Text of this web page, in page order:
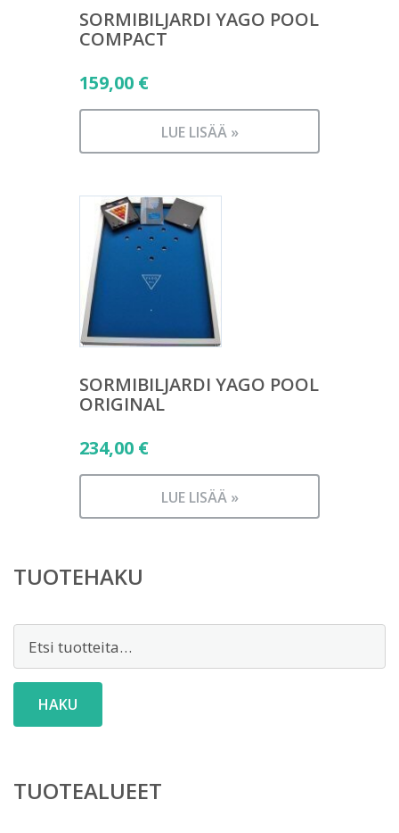
SORMIBILJARDI YAGO POOL
COMPACT
159,00 €
LUE LISÄÄ »
SORMIBILJARDI YAGO POOL
ORIGINAL
234,00 €
LUE LISÄÄ »
TUOTEHAKU
Etsi:
HAKU
TUOTEALUEET